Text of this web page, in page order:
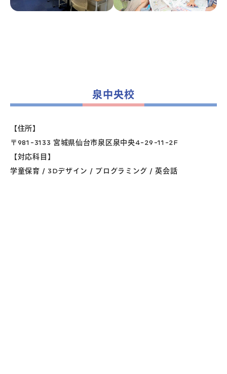
泉中央校
【住所】
〒981-3133 宮城県仙台市泉区泉中央4-29-11-2F
【対応科目】
学童保育 / 3Dデザイン / プログラミング / 英会話